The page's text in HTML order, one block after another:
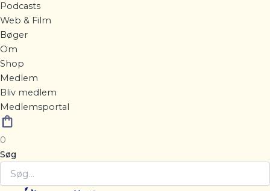
Podcasts
Web & Film
Bøger
Om
Shop
Medlem
Bliv medlem
Medlemsportal
0
Søg